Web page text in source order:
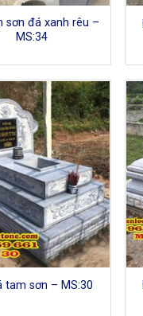
sơn đá xanh rêu –
MS:34
tam sơn – MS:30